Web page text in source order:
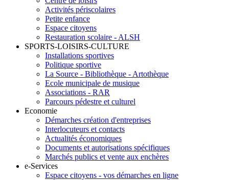
Activités périscolaires
Petite enfance
Espace citoyens
Restauration scolaire - ALSH
SPORTS-LOISIRS-CULTURE
Installations sportives
Politique sportive
La Source - Bibliothèque - Artothèque
Ecole municipale de musique
Associations - RAR
Parcours pédestre et culturel
Economie
Démarches création d'entreprises
Interlocuteurs et contacts
Actualités économiques
Documents et autorisations spécifiques
Marchés publics et vente aux enchères
e-Services
Espace citoyens - vos démarches en ligne